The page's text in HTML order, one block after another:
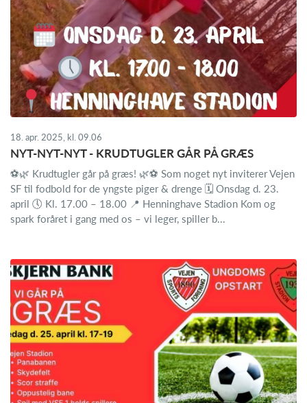
18. apr. 2025, kl. 09.06
NYT-NYT-NYT - KRUDTUGLER GÅR PÅ GRÆS
⚽🌿 Krudtugler går på græs! 🌿⚽ Som noget nyt inviterer Vejen
SF til fodbold for de yngste piger & drenge 🗓 Onsdag d. 23.
april 🕔 Kl. 17.00 – 18.00 📍 Henninghave Stadion Kom og
spark foråret i gang med os – vi leger, spiller b...